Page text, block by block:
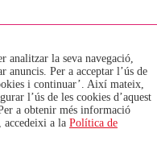
el que regular l'article 8, la
serà: TRANSPORT
DEL TAV o VEHICLES
bicicletes plegables i que
bicicletes tipus Girocleta. -
(plegades) a la zona
analitzar la seva navegació,
Per a acceptar l’ús de
i continuar’. Així mateix,
l’ús de les cookies d’aquest
a obtenir més informació
accedeixi a la Política de